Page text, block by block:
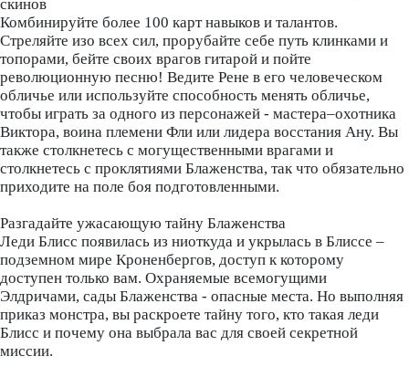
скинов
Комбинируйте более 100 карт навыков и талантов.
Стреляйте изо всех сил, прорубайте себе путь клинками и
топорами, бейте своих врагов гитарой и пойте
революционную песню! Ведите Рене в его человеческом
обличье или используйте способность менять обличье,
чтобы играть за одного из персонажей - мастера–охотника
Виктора, воина племени Фли или лидера восстания Ану. Вы
также столкнетесь с могущественными врагами и
столкнетесь с проклятиями Блаженства, так что обязательно
приходите на поле боя подготовленными.
Разгадайте ужасающую тайну Блаженства
Леди Блисс появилась из ниоткуда и укрылась в Блиссе –
подземном мире Кроненбергов, доступ к которому
доступен только вам. Охраняемые всемогущими
Элдричами, сады Блаженства - опасные места. Но выполняя
приказ монстра, вы раскроете тайну того, кто такая леди
Блисс и почему она выбрала вас для своей секретной
миссии.